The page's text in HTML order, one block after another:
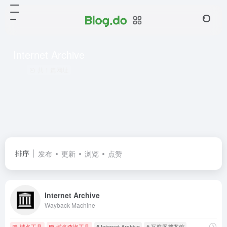
排序 发布 更新 浏览 点赞
Internet Archive
Wayback Machine